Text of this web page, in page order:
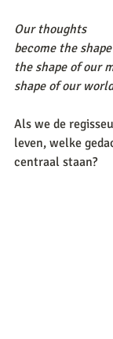
Our thoughts
become the
the shape of our
shape of our world
Als we de
leven, welke
centraal staan?